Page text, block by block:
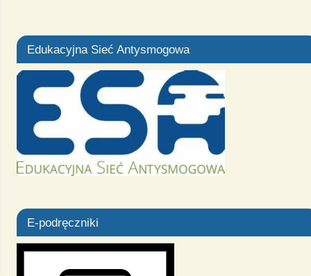
Edukacyjna Sieć Antysmogowa
E-podręczniki